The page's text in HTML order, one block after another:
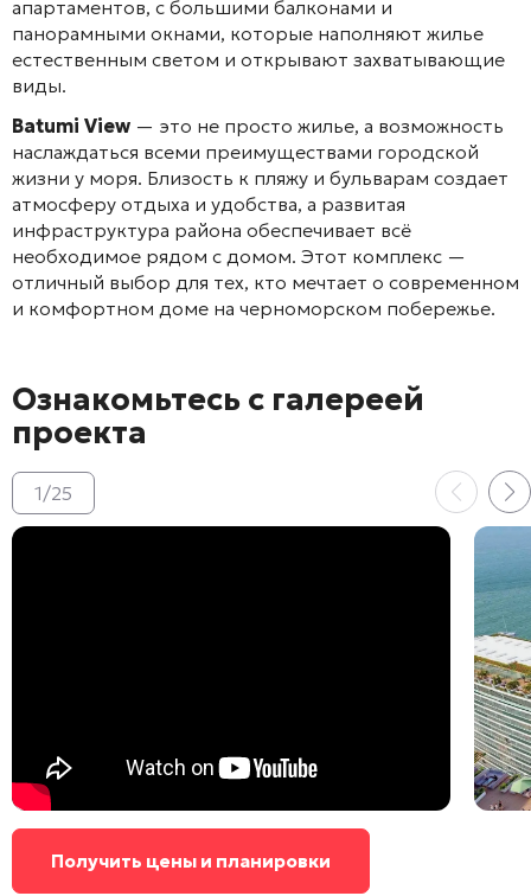
апартаментов, с большими балконами и
панорамными окнами, которые наполняют жилье
естественным светом и открывают захватывающие
виды.
Batumi View — это не просто жилье, а возможность
наслаждаться всеми преимуществами городской
жизни у моря. Близость к пляжу и бульварам создает
атмосферу отдыха и удобства, а развитая
инфраструктура района обеспечивает всё
необходимое рядом с домом. Этот комплекс —
отличный выбор для тех, кто мечтает о современном
и комфортном доме на черноморском побережье.
Ознакомьтесь с галереей
проекта
1/25
Получить цены и планировки